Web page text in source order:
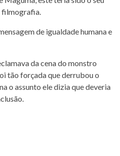
filmografia.
de igualdade humana e
da cena do monstro
tão forçada que derrubou o
o assunto ele dizia que deveria